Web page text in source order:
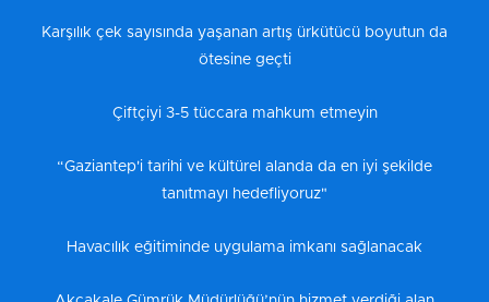
Karşılık çek sayısında yaşanan artış ürkütücü boyutun da
ötesine geçti
Çiftçiyi 3-5 tüccara mahkum etmeyin
“Gaziantep'i tarihi ve kültürel alanda da en iyi şekilde
tanıtmayı hedefliyoruz"
Havacılık eğitiminde uygulama imkanı sağlanacak